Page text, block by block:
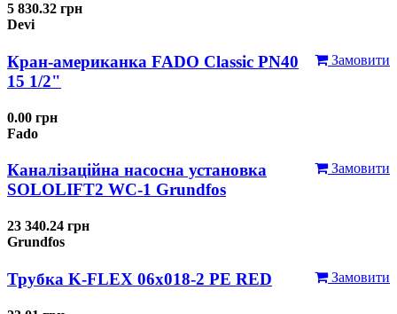
5 830.32 грн
Devi
Замовити
Кран-американка FADO Classic PN40
15 1/2"
0.00 грн
Fado
Замовити
Каналізаційна насосна установка
SOLOLIFT2 WC-1 Grundfos
23 340.24 грн
Grundfos
Замовити
Трубка K-FLEX 06x018-2 РЕ RED